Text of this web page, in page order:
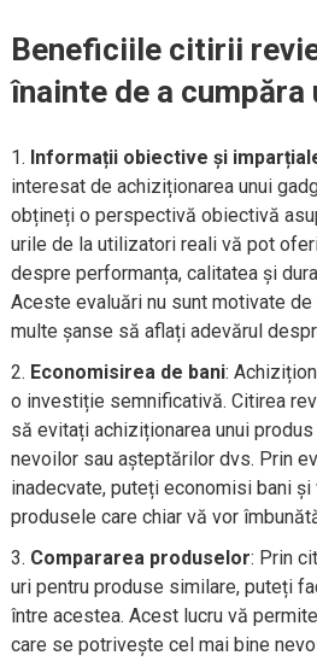
Beneficiile citirii
înainte de a cumpăra
Informații obiective și
interesat de achiziționarea unui
obțineți o perspectivă obiectivă
urile de la utilizatori reali vă pot
despre performanța, calitatea și
Aceste evaluări nu sunt motivate
multe șanse să aflați adevărul
Economisirea de bani:
o investiție semnificativă. Citirea
să evitați achiziționarea unui
nevoilor sau așteptărilor dvs. Prin
inadecvate, puteți economisi bani
produsele care chiar vă vor
Compararea produselor: Prin
uri pentru produse similare, puteți
între acestea. Acest lucru vă
care se potrivește cel mai bine